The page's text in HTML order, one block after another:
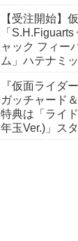
【受注開始】
「
ャック フィー
ム」ハテナミ
『仮面ライダ
ガッチャード
特典は「ライ
年玉Ver.)」ス